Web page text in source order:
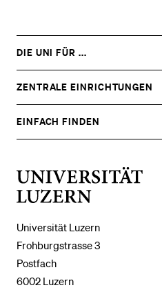
Universität Luzern
Frohburgstrasse 3
Postfach
6002 Luzern
DIE UNI FÜR ...
DAS
UNTERMENÜ
ZENTRALE EINRICHTUNGEN
DAS
UNTERMENÜ
EINFACH FINDEN
DAS